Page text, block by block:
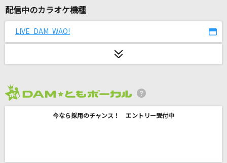
クラクラ☆クライマックス
劇薬中毒
配信中のカラオケ機種
LIVE DAM WAO!
今なら採用のチャンス！ エントリー受付中